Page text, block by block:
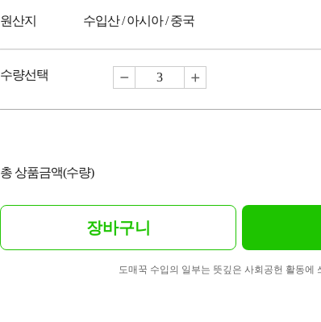
원산지 수입산 / 아시아 / 중국
수량선택
총 상품금액(수량)
장바구니
도매꾹 수입의 일부는 뜻깊은 사회공헌 활동에